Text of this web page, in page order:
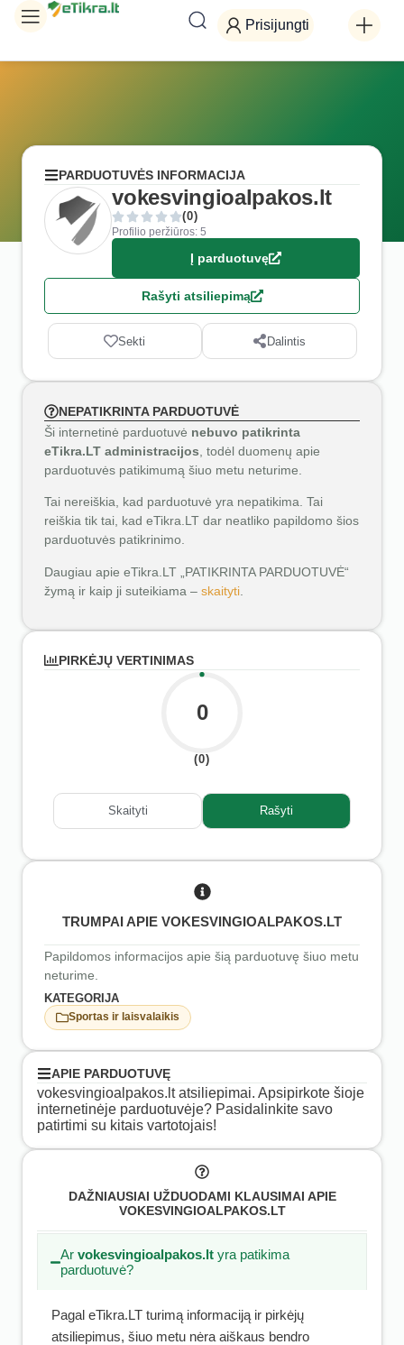
Prisijungti
PARDUOTUVĖS INFORMACIJA
vokesvingioalpakos.lt
(0)
Profilio peržiūros: 5
Į parduotuvę
Rašyti atsiliepimą
Sekti Dalintis
NEPATIKRINTA PARDUOTUVĖ
Ši internetinė parduotuvė nebuvo patikrinta
eTikra.LT administracijos , todėl duomenų apie
parduotuvės patikimumą šiuo metu neturime.
Tai nereiškia, kad parduotuvė yra nepatikima. Tai
reiškia tik tai, kad eTikra.LT dar neatliko papildomo šios
parduotuvės patikrinimo.
Daugiau apie eTikra.LT „PATIKRINTA PARDUOTUVĖ“
žymą ir kaip ji suteikiama – skaityti
PIRKĖJŲ VERTINIMAS
0
(0)
Skaityti Rašyti
TRUMPAI APIE VOKESVINGIOALPAKOS.LT
Papildomos informacijos apie šią parduotuvę šiuo metu
neturime.
KATEGORIJA
Sportas ir laisvalaikis
APIE PARDUOTUVĘ
vokesvingioalpakos.lt atsiliepimai. Apsipirkote šioje
internetinėje parduotuvėje? Pasidalinkite savo
patirtimi su kitais vartotojais!
DAŽNIAUSIAI UŽDUODAMI KLAUSIMAI APIE
VOKESVINGIOALPAKOS.LT
Arvokesvingioalpakos.lt yra patikima
parduotuvė?
Pagal eTikra.LT turimą informaciją ir pirkėjų
atsiliepimus, šiuo metu nėra aiškaus bendro